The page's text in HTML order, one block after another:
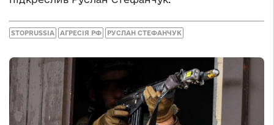
STOPRUSSIA АГРЕСІЯ РФ РУСЛАН СТЕФАНЧУК